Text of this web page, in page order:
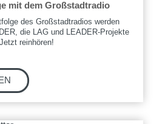
mit dem Großstadtradio
des Großstadtradios werden
die LAG und LEADER-Projekte
reinhören!